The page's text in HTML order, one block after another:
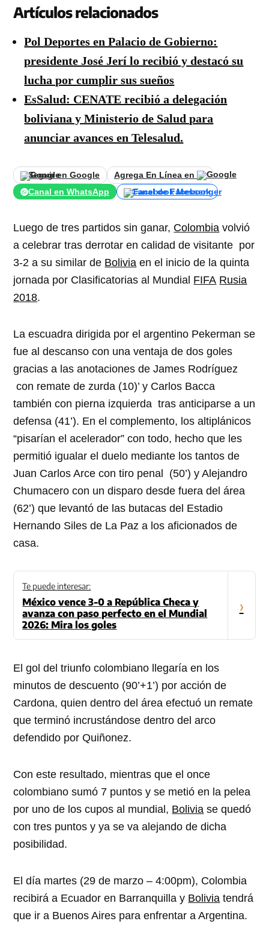
Artículos relacionados
Pol Deportes en Palacio de Gobierno:
presidente José Jerí lo recibió y destacó su
lucha por cumplir sus sueños
EsSalud: CENATE recibió a delegación
boliviana y Ministerio de Salud para
anunciar avances en Telesalud.
Seguir en Google
Agrega En Línea en
Canal en WhatsApp
Canal de Facebook
Luego de tres partidos sin ganar, Colombia volvió
a celebrar tras derrotar en calidad de visitante por
3-2 a su similar de Bolivia en el inicio de la quinta
jornada por Clasificatorias al Mundial FIFA Rusia
2018.
La escuadra dirigida por el argentino Pekerman se
fue al descanso con una ventaja de dos goles
gracias a las anotaciones de James Rodríguez
con remate de zurda (10)’ y Carlos Bacca
también con pierna izquierda tras anticiparse a un
defensa (41’). En el complemento, los altiplánicos
“pisarían el acelerador” con todo, hecho que les
permitió igualar el duelo mediante los tantos de
Juan Carlos Arce con tiro penal (50’) y Alejandro
Chumacero con un disparo desde fuera del área
(62’) que levantó de las butacas del Estadio
Hernando Siles de La Paz a los aficionados de
casa.
Te puede interesar:
México vence 3-0 a República Checa y
avanza con paso perfecto en el Mundial
2026: Mira los goles
›
El gol del triunfo colombiano llegaría en los
minutos de descuento (90’+1’) por acción de
Cardona, quien dentro del área efectuó un remate
que terminó incrustándose dentro del arco
defendido por Quiñonez.
Con este resultado, mientras que el once
colombiano sumó 7 puntos y se metió en la pelea
por uno de los cupos al mundial, Bolivia se quedó
con tres puntos y ya se va alejando de dicha
posibilidad.
El día martes (29 de marzo – 4:00pm), Colombia
recibirá a Ecuador en Barranquilla y Bolivia tendrá
que ir a Buenos Aires para enfrentar a Argentina.